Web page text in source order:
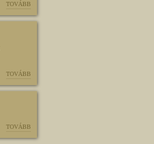
TOVÁBB
TOVÁBB
TOVÁBB